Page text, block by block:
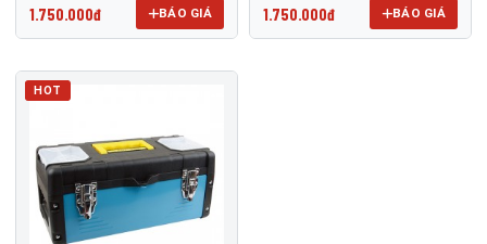
1.750.000đ BÁO GIÁ 1.750.000đ BÁO GIÁ
HOT